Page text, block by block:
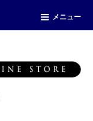
メニュー